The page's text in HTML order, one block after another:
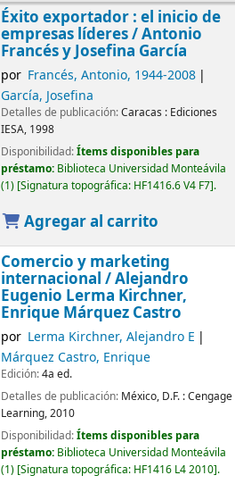
Éxito exportador : el inicio de
empresas líderes /Antonio
Francés y Josefina García
por Francés, Antonio, 1944-2008
García, Josefina
Detalles de publicación:Caracas : Ediciones
IESA, 1998
Disponibilidad:Ítems disponibles para
préstamo: Biblioteca Universidad Monteávila
(1) Signatura topográfica: HF1416.6 V4 F7 .
Agregar al carrito
Comercio y marketing
internacional /Alejandro
Eugenio Lerma Kirchner,
Enrique Márquez Castro
por Lerma Kirchner, Alejandro E
Márquez Castro, Enrique
Edición:4a ed.
Detalles de publicación: México, D.F. :Cengage
Learning,2010
Disponibilidad:Ítems disponibles para
préstamo: Biblioteca Universidad Monteávila
(1) Signatura topográfica: HF1416 L4 2010 .